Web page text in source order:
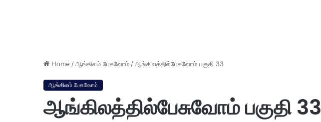
Home /ஆங்கிலம் பேசுவோம் /ஆங்கிலத்தில்பேசுவோம் பகுதி 33
ஆங்கிலம் பேசுவோம்
ஆங்கிலத்தில்பேசுவோம் பகுதி 33